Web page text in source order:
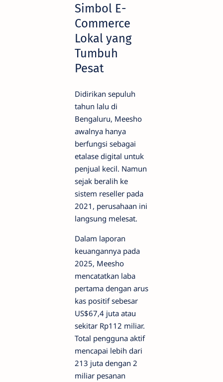
Simbol E-
Commerce
Lokal yang
Tumbuh
Pesat
Didirikan sepuluh
tahun lalu di
Bengaluru, Meesho
awalnya hanya
berfungsi sebagai
etalase digital untuk
penjual kecil. Namun
sejak beralih ke
sistem reseller pada
2021, perusahaan ini
langsung melesat.
Dalam laporan
keuangannya pada
2025, Meesho
mencatatkan laba
pertama dengan arus
kas positif sebesar
US$67,4 juta atau
sekitar Rp112 miliar.
Total pengguna aktif
mencapai lebih dari
213 juta dengan 2
miliar pesanan